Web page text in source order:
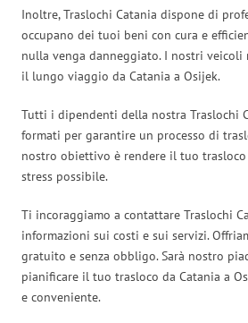
Inoltre, Traslochi Catania dispone di
occupano dei tuoi beni con cura e
nulla venga danneggiato. I nostri
il lungo viaggio da Catania a Osijek.
Tutti i dipendenti della nostra Traslochi
formati per garantire un processo di
nostro obiettivo è rendere il tuo trasloco
stress possibile.
Ti incoraggiamo a contattare Traslochi
informazioni sui costi e sui servizi.
gratuito e senza obbligo. Sarà nostro
pianificare il tuo trasloco da Catania a
e conveniente.